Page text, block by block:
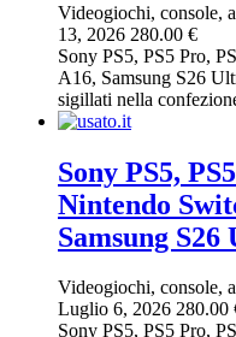
Videogiochi, console,
13, 2026 280.00 €
Sony PS5, PS5 Pro,
A16, Samsung S26
sigillati nella
Sony PS5,
Nintendo
Samsung S26
Videogiochi, console,
Luglio 6, 2026 280.00
Sony PS5, PS5 Pro,